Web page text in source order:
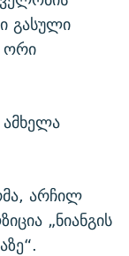
გასული
ორი
არჩილ
„ნიანგის